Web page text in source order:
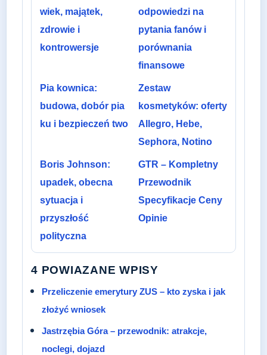
wiek, majątek,
zdrowie i
kontrowersje
odpowiedzi na
pytania fanów i
porównania
finansowe
Pia kownica:
budowa, dobór pia
ku i bezpieczeń two
Zestaw
kosmetyków: oferty
Allegro, Hebe,
Sephora, Notino
Boris Johnson:
upadek, obecna
sytuacja i
przyszłość
polityczna
GTR – Kompletny
Przewodnik
Specyfikacje Ceny
Opinie
4 POWIAZANE WPISY
Przeliczenie emerytury ZUS – kto zyska i jak
złożyć wniosek
Jastrzębia Góra – przewodnik: atrakcje,
noclegi, dojazd